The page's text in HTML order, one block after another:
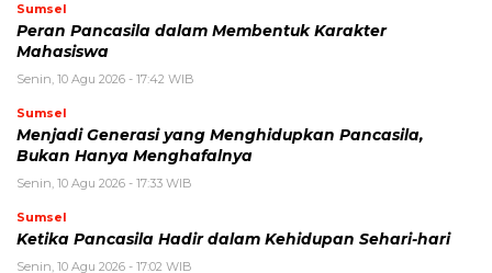
Sumsel
Peran Pancasila dalam Membentuk Karakter
Mahasiswa
Senin, 10 Agu 2026 - 17:42 WIB
Sumsel
Menjadi Generasi yang Menghidupkan Pancasila,
Bukan Hanya Menghafalnya
Senin, 10 Agu 2026 - 17:33 WIB
Sumsel
Ketika Pancasila Hadir dalam Kehidupan Sehari-hari
Senin, 10 Agu 2026 - 17:02 WIB